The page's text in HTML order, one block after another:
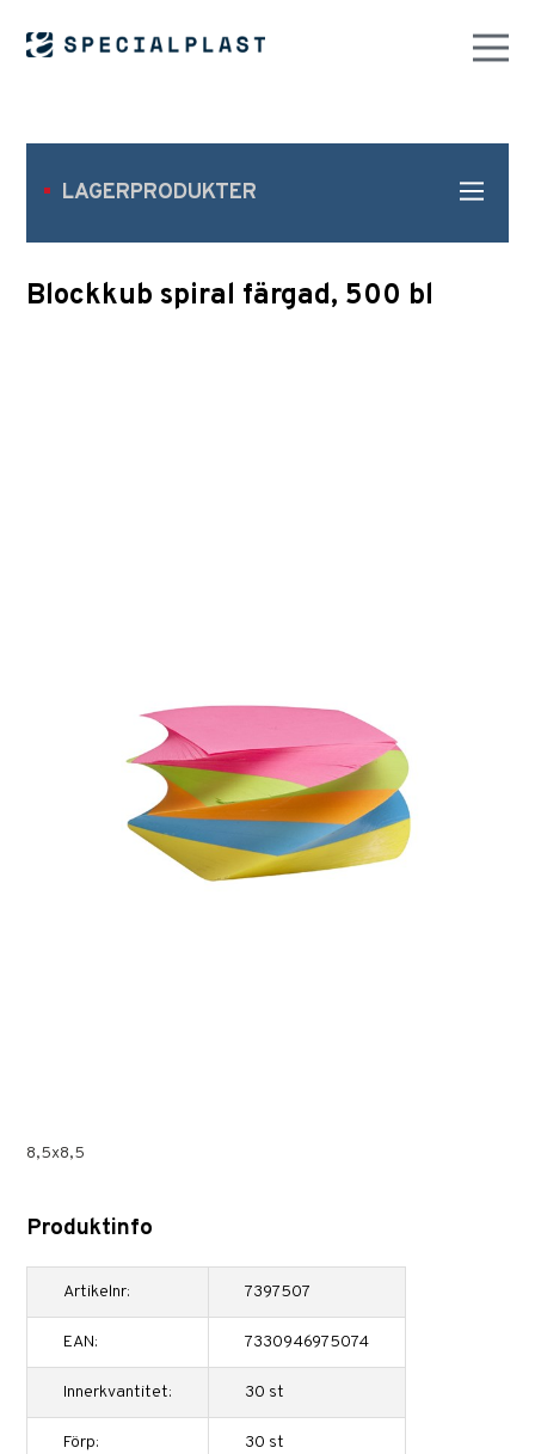
LAGERPRODUKTER
Blockkub spiral färgad, 500 bl
8,5x8,5
Produktinfo
Artikelnr: 7397507
EAN: 7330946975074
Innerkvantitet: 30 st
Förp: 30 st